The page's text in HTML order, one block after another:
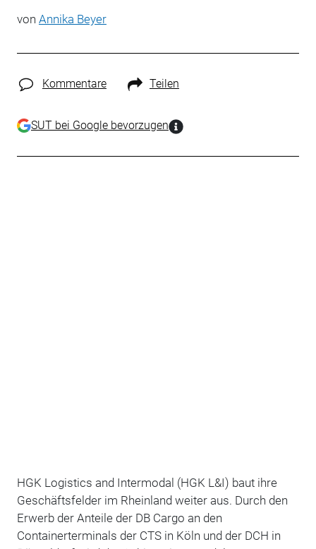
von Annika Beyer
Kommentare Teilen
SUT bei Google bevorzugen
HGK Logistics and Intermodal (HGK L&I) baut ihre
Geschäftsfelder im Rheinland weiter aus. Durch den
Erwerb der Anteile der DB Cargo an den
Containerterminals der CTS in Köln und der DCH in